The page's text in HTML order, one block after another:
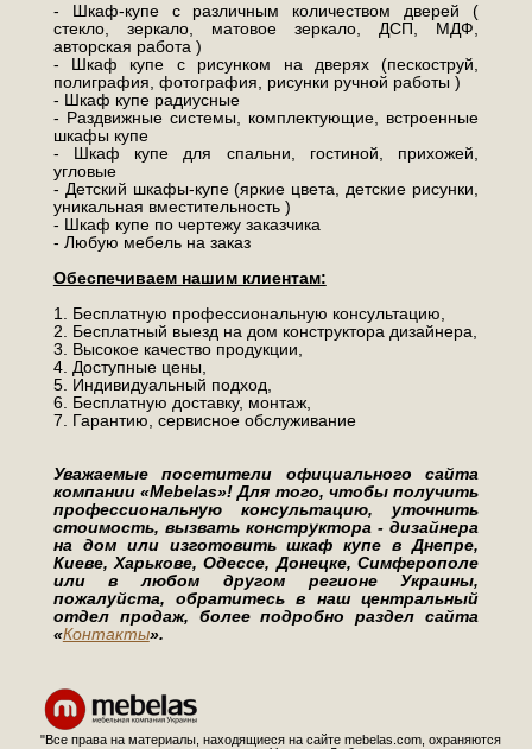
- Шкаф-купе с различным количеством дверей (
стекло, зеркало, матовое зеркало, ДСП, МДФ,
авторская работа )
- Шкаф купе с рисунком на дверях (пескоструй,
полиграфия, фотография, рисунки ручной работы )
- Шкаф купе радиусные
- Раздвижные системы, комплектующие, встроенные
шкафы купе
- Шкаф купе для спальни, гостиной, прихожей,
угловые
- Детский шкафы-купе (яркие цвета, детские рисунки,
уникальная вместительность )
- Шкаф купе по чертежу заказчика
- Любую мебель на заказ
Обеспечиваем нашим клиентам:
1. Бесплатную профессиональную консультацию,
2. Бесплатный выезд на дом конструктора дизайнера,
3. Высокое качество продукции,
4. Доступные цены,
5. Индивидуальный подход,
6. Бесплатную доставку, монтаж,
7. Гарантию, сервисное обслуживание
Уважаемые посетители официального сайта
компании «Mebelas»! Для того, чтобы получить
профессиональную консультацию, уточнить
стоимость, вызвать конструктора - дизайнера
на дом или изготовить шкаф купе в Днепре,
Киеве, Харькове, Одессе, Донецке, Симферополе
или в любом другом регионе Украины,
пожалуйста, обратитесь в наш центральный
отдел продаж, более подробно раздел сайта
«Контакты».
"Все права на материалы, находящиеся на сайте mebelas.com, охраняются